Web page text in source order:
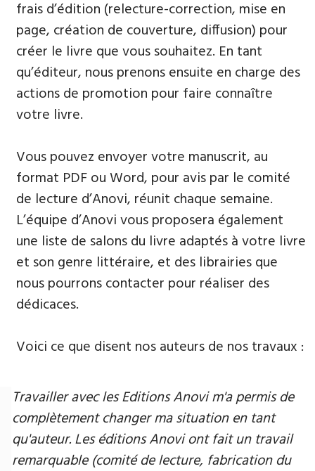
frais d’édition (relecture-correction, mise en
page, création de couverture, diffusion) pour
créer le livre que vous souhaitez. En tant
qu’éditeur, nous prenons ensuite en charge des
actions de promotion pour faire connaître
votre livre.
Vous pouvez envoyer votre manuscrit, au
format PDF ou Word, pour avis par le comité
de lecture d’Anovi, réunit chaque semaine.
L’équipe d’Anovi vous proposera également
une liste de salons du livre adaptés à votre livre
et son genre littéraire, et des librairies que
nous pourrons contacter pour réaliser des
dédicaces.
Voici ce que disent nos auteurs de nos travaux :
Travailler avec les Editions Anovi m'a permis de
complètement changer ma situation en tant
qu'auteur. Les éditions Anovi ont fait un travail
remarquable (comité de lecture, fabrication du